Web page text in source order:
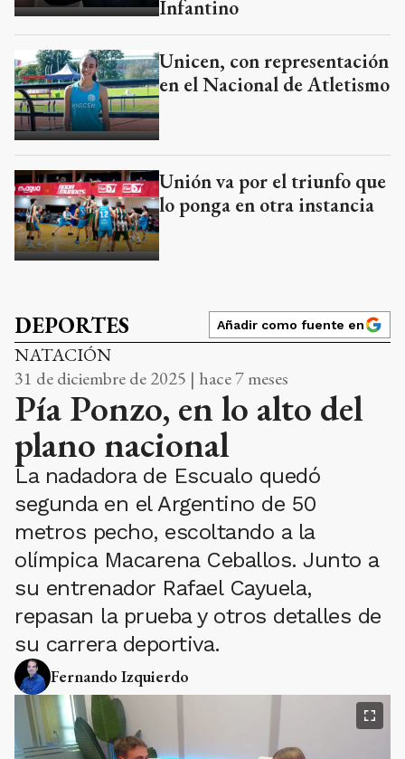
Infantino
Unicen, con representación
en el Nacional de Atletismo
Unión va por el triunfo que
lo ponga en otra instancia
DEPORTES Añadir como fuente en
NATACIÓN
31 de diciembre de 2025 | hace 7 meses
Pía Ponzo, en lo alto del
plano nacional
La nadadora de Escualo quedó
segunda en el Argentino de 50
metros pecho, escoltando a la
olímpica Macarena Ceballos. Junto a
su entrenador Rafael Cayuela,
repasan la prueba y otros detalles de
su carrera deportiva.
Fernando Izquierdo